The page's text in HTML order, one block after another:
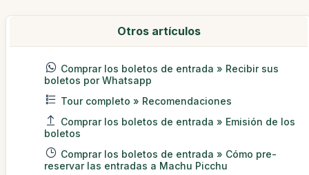
Otros artículos
Comprar los boletos de entrada » Recibir sus
boletos por Whatsapp
Tour completo » Recomendaciones
Comprar los boletos de entrada » Emisión de los
boletos
Comprar los boletos de entrada » Cómo pre-
reservar las entradas a Machu Picchu